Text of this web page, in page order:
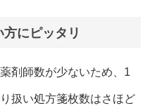
にピッタリ
剤師数が少ないため、1
扱い処方箋枚数はさほど